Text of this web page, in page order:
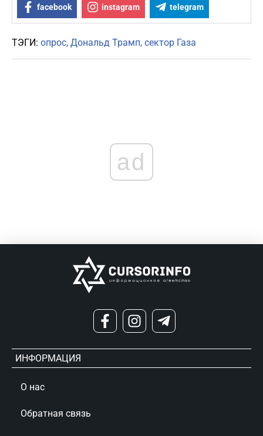
facebook instagram telegram
ТЭГИ: опрос Дональд Трамп сектор Газа
ad
ИНФОРМАЦИЯ
О нас
Обратная связь